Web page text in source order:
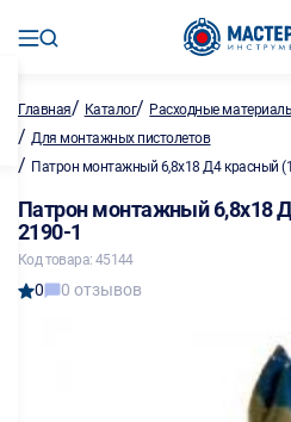
Главная/ Каталог/ Расходные
/ Для монтажных пистолетов
/ Патрон монтажный 6,8х18 Д4 красный
Патрон монтажный 6,8х18
2190-1
Код товара: 45144
0 0 отзывов